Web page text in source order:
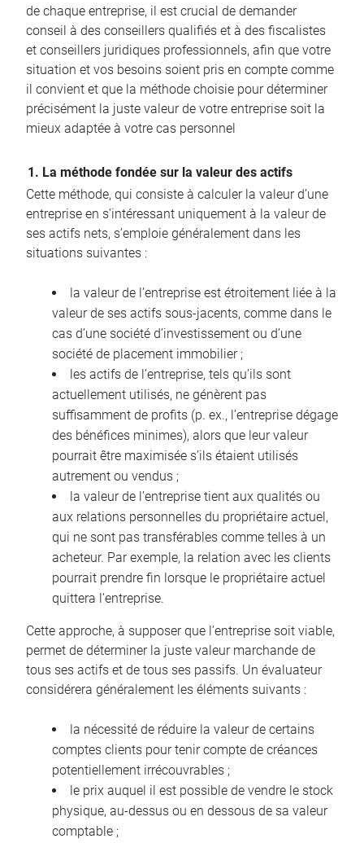
de chaque entreprise, il est crucial de demander
conseil à des conseillers qualifiés et à des fiscalistes
et conseillers juridiques professionnels, afin que votre
situation et vos besoins soient pris en compte comme
il convient et que la méthode choisie pour déterminer
précisément la juste valeur de votre entreprise soit la
mieux adaptée à votre cas personnel
1. La méthode fondée sur la valeur des actifs
Cette méthode, qui consiste à calculer la valeur d’une
entreprise en s’intéressant uniquement à la valeur de
ses actifs nets, s’emploie généralement dans les
situations suivantes :
la valeur de l’entreprise est étroitement liée à la
valeur de ses actifs sous-jacents, comme dans le
cas d’une société d’investissement ou d’une
société de placement immobilier ;
les actifs de l’entreprise, tels qu’ils sont
actuellement utilisés, ne génèrent pas
suffisamment de profits (p. ex., l’entreprise dégage
des bénéfices minimes), alors que leur valeur
pourrait être maximisée s’ils étaient utilisés
autrement ou vendus ;
la valeur de l’entreprise tient aux qualités ou
aux relations personnelles du propriétaire actuel,
qui ne sont pas transférables comme telles à un
acheteur. Par exemple, la relation avec les clients
pourrait prendre fin lorsque le propriétaire actuel
quittera l’entreprise.
Cette approche, à supposer que l’entreprise soit viable,
permet de déterminer la juste valeur marchande de
tous ses actifs et de tous ses passifs. Un évaluateur
considérera généralement les éléments suivants :
la nécessité de réduire la valeur de certains
comptes clients pour tenir compte de créances
potentiellement irrécouvrables ;
le prix auquel il est possible de vendre le stock
physique, au-dessus ou en dessous de sa valeur
comptable ;